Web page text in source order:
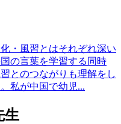
・風習とはそれぞれ深い
の言葉を学習する同時
とのつながりも理解をし
私が中国で幼児...
生